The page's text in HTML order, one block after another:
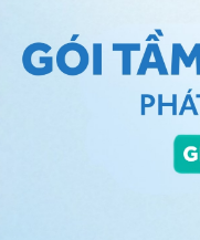
lại áp lực cao ở
trái. Khi cơ tim dày
đến suy tim
hẹp động mạch thận
chứng này bao
vòng eo, tăng